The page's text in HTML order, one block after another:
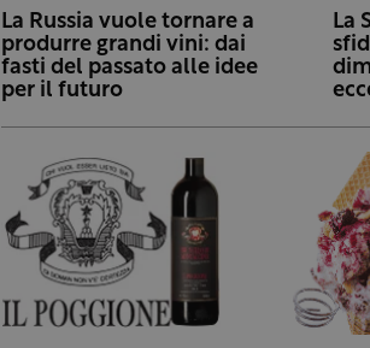
La Russia vuole tornare a
produrre grandi vini: dai
fasti del passato alle idee
per il futuro
La